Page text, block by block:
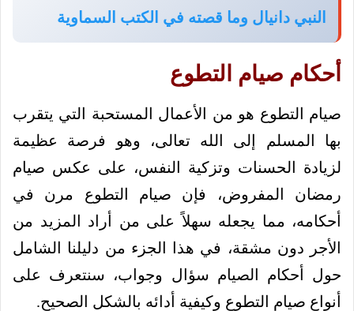
النبي دانيال وما قصته في الكتب السماوية
أحكام صيام التطوع
صيام التطوع هو من الأعمال المستحبة التي يتقرب
بها المسلم إلى الله تعالى، وهو فرصة عظيمة
لزيادة الحسنات وتزكية النفس، على عكس صيام
رمضان المفروض، فإن صيام التطوع مرن في
أحكامه، مما يجعله سهلاً على من أراد المزيد من
الأجر دون مشقة، في هذا الجزء من دليلنا الشامل
حول أحكام الصيام سؤال وجواب، سنتعرف على
أنواع صيام التطوع وكيفية أدائه بالشكل الصحيح.